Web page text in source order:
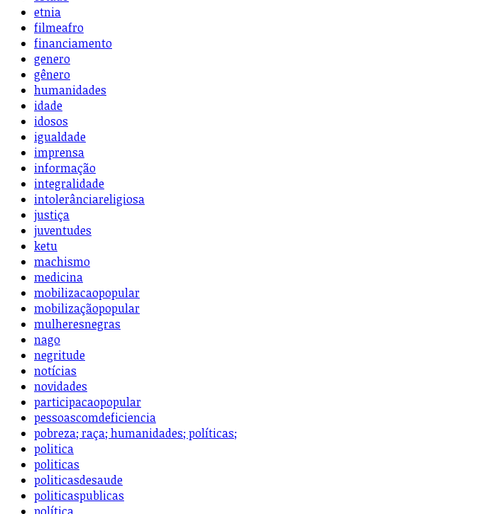
etnia
filmeafro
financiamento
genero
gênero
humanidades
idade
idosos
igualdade
imprensa
informação
integralidade
intolerânciareligiosa
justiça
juventudes
ketu
machismo
medicina
mobilizacaopopular
mobilizaçãopopular
mulheresnegras
nago
negritude
notícias
novidades
participacaopopular
pessoascomdeficiencia
pobreza; raça; humanidades; políticas;
politica
politicas
politicasdesaude
politicaspublicas